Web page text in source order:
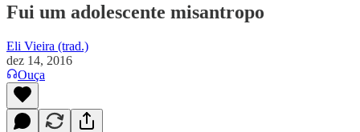
Fui um adolescente misantropo
Eli Vieira (trad.)
dez 14, 2016
Ouça